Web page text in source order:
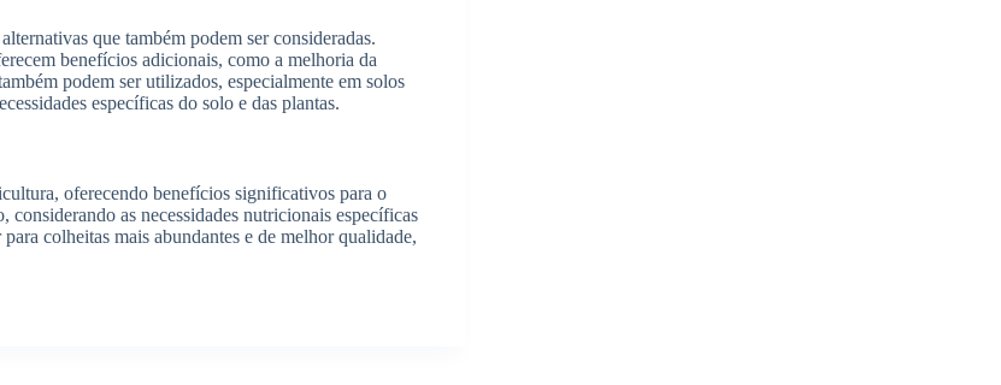
que também podem ser consideradas.
benefícios adicionais, como a melhoria da
podem ser utilizados, especialmente em solos
específicas do solo e das plantas.
oferecendo benefícios significativos para o
considerando as necessidades nutricionais específicas
colheitas mais abundantes e de melhor qualidade,